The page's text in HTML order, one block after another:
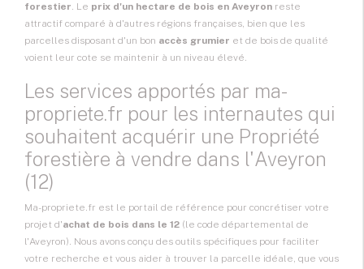
forestier. Le prix d'un hectare de bois en Aveyron reste
attractif comparé à d'autres régions françaises, bien que les
parcelles disposant d'un bon accès grumier et de bois de qualité
voient leur cote se maintenir à un niveau élevé.
Les services apportés par ma-
propriete.fr pour les internautes qui
souhaitent acquérir une Propriété
forestière à vendre dans l'Aveyron
(12)
Ma-propriete.fr est le portail de référence pour concrétiser votre
projet d'achat de bois dans le 12 (le code départemental de
l'Aveyron). Nous avons conçu des outils spécifiques pour faciliter
votre recherche et vous aider à trouver la parcelle idéale, que vous